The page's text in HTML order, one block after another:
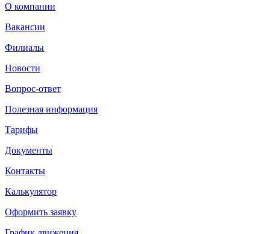
О компании
Вакансии
Филиалы
Новости
Вопрос-ответ
Полезная информация
Тарифы
Документы
Контакты
Калькулятор
Оформить заявку